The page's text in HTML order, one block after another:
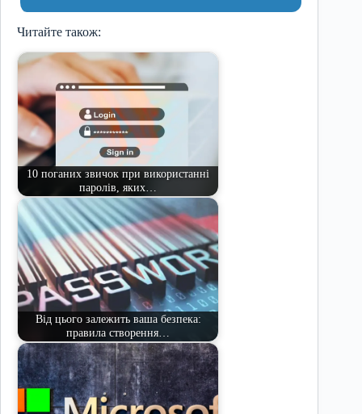
Читайте також:
10 поганих звичок при використанні
паролів, яких…
Від цього залежить ваша безпека:
правила створення…